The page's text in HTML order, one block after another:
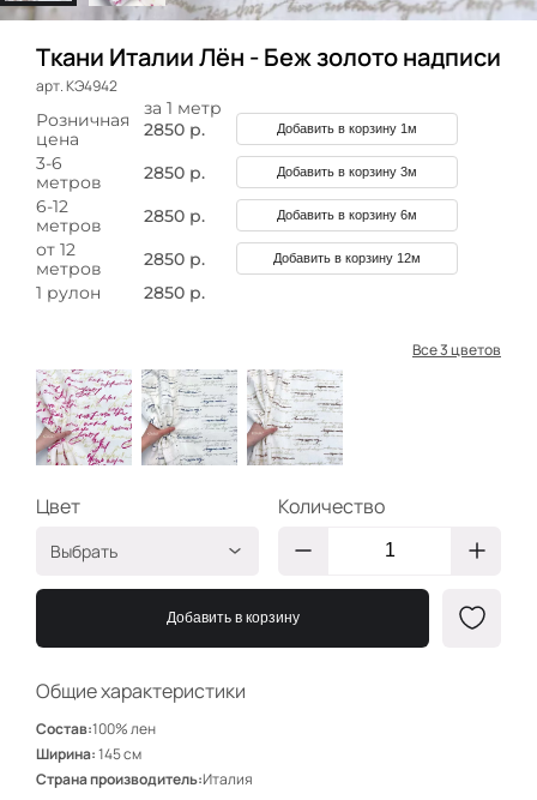
Ткани Италии Лён - Беж золото надписи
арт. КЭ4942
Общие характеристики
Состав:100% лен
Ширина:145 см
Страна производитель:Италия
за 1 метр
Розничная
цена
2850 р. Добавить в корзину 1м
3-6
метров
2850 р. Добавить в корзину 3м
6-12
метров
2850 р. Добавить в корзину 6м
от 12
метров
2850 р. Добавить в корзину 12м
1 рулон 2850 р.
Все 3 цветов
Цвет
Выбрать
Роз золото надписи
КЭ4940
Тёмно-син серебр
надписи
Количество
Добавить в корзину